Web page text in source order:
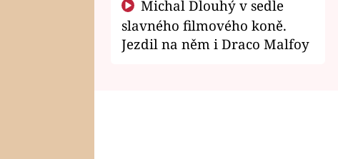
slavného filmového koně.
Jezdil na něm i Draco Malfoy